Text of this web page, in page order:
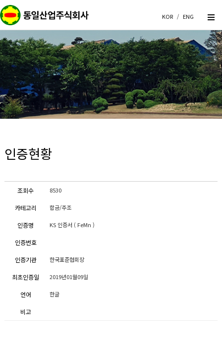
KOR / ENG
인증현황
조회수 8530
카테고리 합금/주조
인증명 KS 인증서 ( FeMn )
인증번호
인증기관 한국표준협회장
최초인증일 2019년01월09일
언어 한글
비고